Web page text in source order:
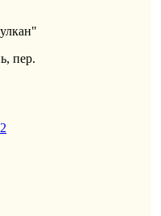
пер.